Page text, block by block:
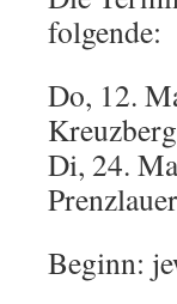
folgende:
Do, 12.
Di, 24.
Beginn: